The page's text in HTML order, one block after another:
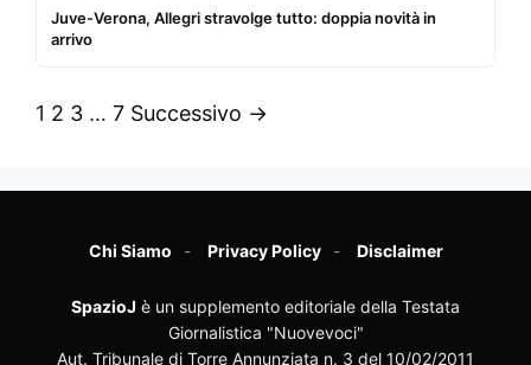
Juve-Verona, Allegri stravolge tutto: doppia novità in
arrivo
1 2 3 … 7 Successivo →
Chi Siamo Privacy Policy Disclaimer
SpazioJ è un supplemento editoriale della Testata
Giornalistica "Nuovevoci"
Aut. Tribunale di Torre Annunziata n. 3 del 10/02/2011